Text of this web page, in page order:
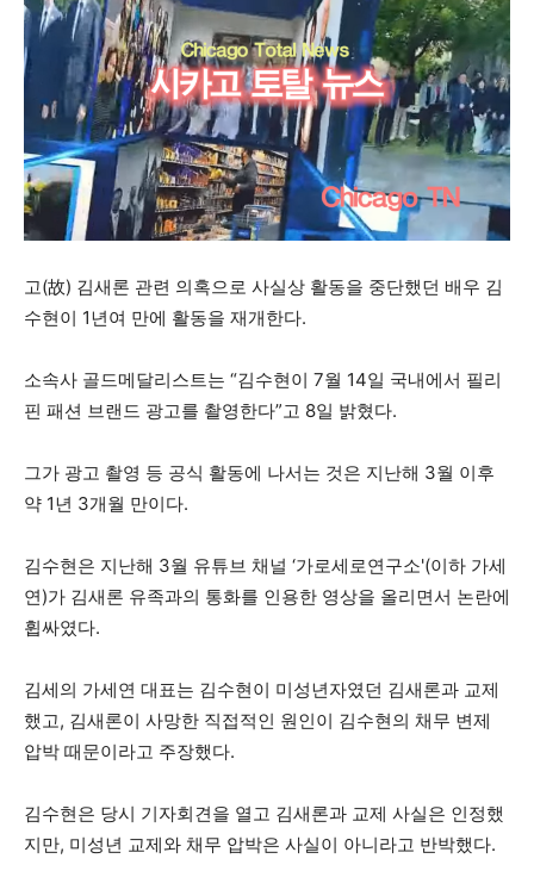
고(故) 김새론 관련 의혹으로 사실상 활동을 중단했던 배우 김
수현이 1년여 만에 활동을 재개한다.
소속사 골드메달리스트는 “김수현이 7월 14일 국내에서 필리
핀 패션 브랜드 광고를 촬영한다”고 8일 밝혔다.
그가 광고 촬영 등 공식 활동에 나서는 것은 지난해 3월 이후
약 1년 3개월 만이다.
김수현은 지난해 3월 유튜브 채널 ‘가로세로연구소'(이하 가세
연)가 김새론 유족과의 통화를 인용한 영상을 올리면서 논란에
휩싸였다.
김세의 가세연 대표는 김수현이 미성년자였던 김새론과 교제
했고, 김새론이 사망한 직접적인 원인이 김수현의 채무 변제
압박 때문이라고 주장했다.
김수현은 당시 기자회견을 열고 김새론과 교제 사실은 인정했
지만, 미성년 교제와 채무 압박은 사실이 아니라고 반박했다.